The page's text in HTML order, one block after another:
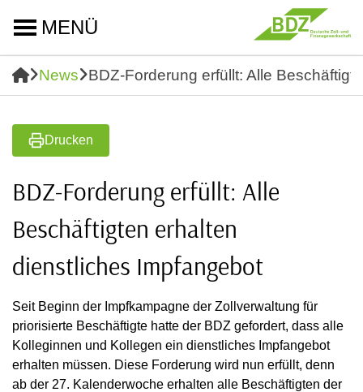
MENÜ
News BDZ-Forderung erfüllt: Alle
Drucken
BDZ-Forderung erfüllt: Alle
Beschäftigten erhalten
dienstliches Impfangebot
Seit Beginn der Impfkampagne der Zollverwaltung für
priorisierte Beschäftigte hatte der BDZ gefordert, dass alle
Kolleginnen und Kollegen ein dienstliches Impfangebot
erhalten müssen. Diese Forderung wird nun erfüllt, denn
ab der 27. Kalenderwoche erhalten alle Beschäftigten der